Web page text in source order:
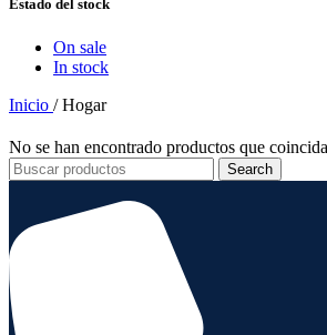
Estado del stock
On sale
In stock
Inicio / Hogar
No se han encontrado productos que
Search